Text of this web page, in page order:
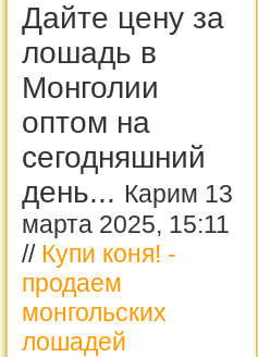
Дайте цену за
лошадь в
Монголии
оптом на
сегодняшний
день... Карим 13
марта 2025, 15:11
// Купи коня! -
продаем
монгольских
лошадей